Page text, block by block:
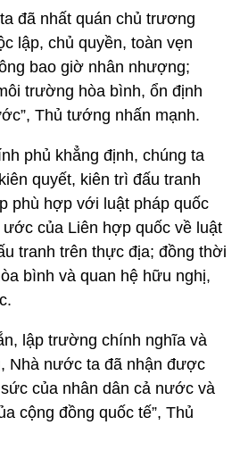
đã nhất quán chủ trương
lập, chủ quyền, toàn vẹn
bao giờ nhân nhượng;
trường hòa bình, ổn định
Thủ tướng nhấn mạnh.
phủ khẳng định, chúng ta
quyết, kiên trì đấu tranh
phù hợp với luật pháp quốc
của Liên hợp quốc về luật
tranh trên thực địa; đồng thời
bình và quan hệ hữu nghị,
lập trường chính nghĩa và
Nhà nước ta đã nhận được
của nhân dân cả nước và
cộng đồng quốc tế”, Thủ